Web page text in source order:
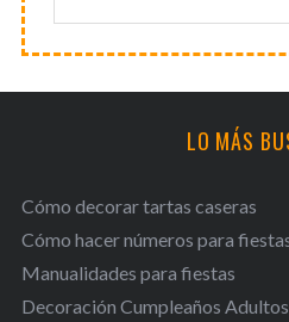
LO MÁS
Cómo decorar tartas caseras
Cómo hacer números para
Manualidades para fiestas
Decoración Cumpleaños Adultos